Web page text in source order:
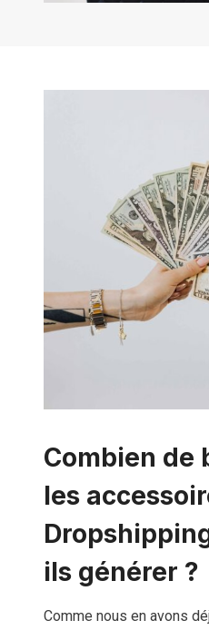
Combien de
les
ils générer ?
Comme nous en avons